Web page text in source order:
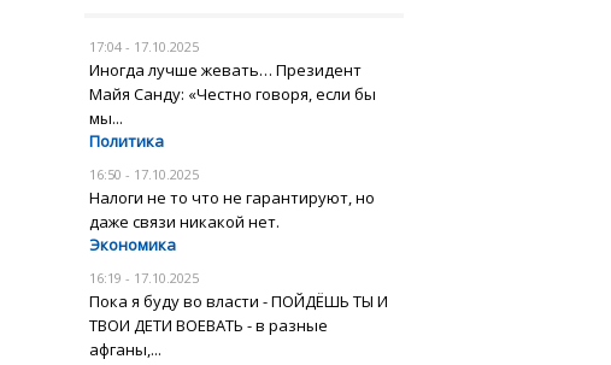
17:04 - 17.10.2025
Иногда лучше жевать… Президент
Майя Санду: «Честно говоря, если бы
мы...
Политика
16:50 - 17.10.2025
Налоги не то что не гарантируют, но
даже связи никакой нет.
Экономика
16:19 - 17.10.2025
Пока я буду во власти - ПОЙДЁШЬ ТЫ И
ТВОИ ДЕТИ ВОЕВАТЬ - в разные
афганы,...